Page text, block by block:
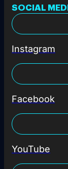
SOCIAL
Instagram
Facebook
YouTube